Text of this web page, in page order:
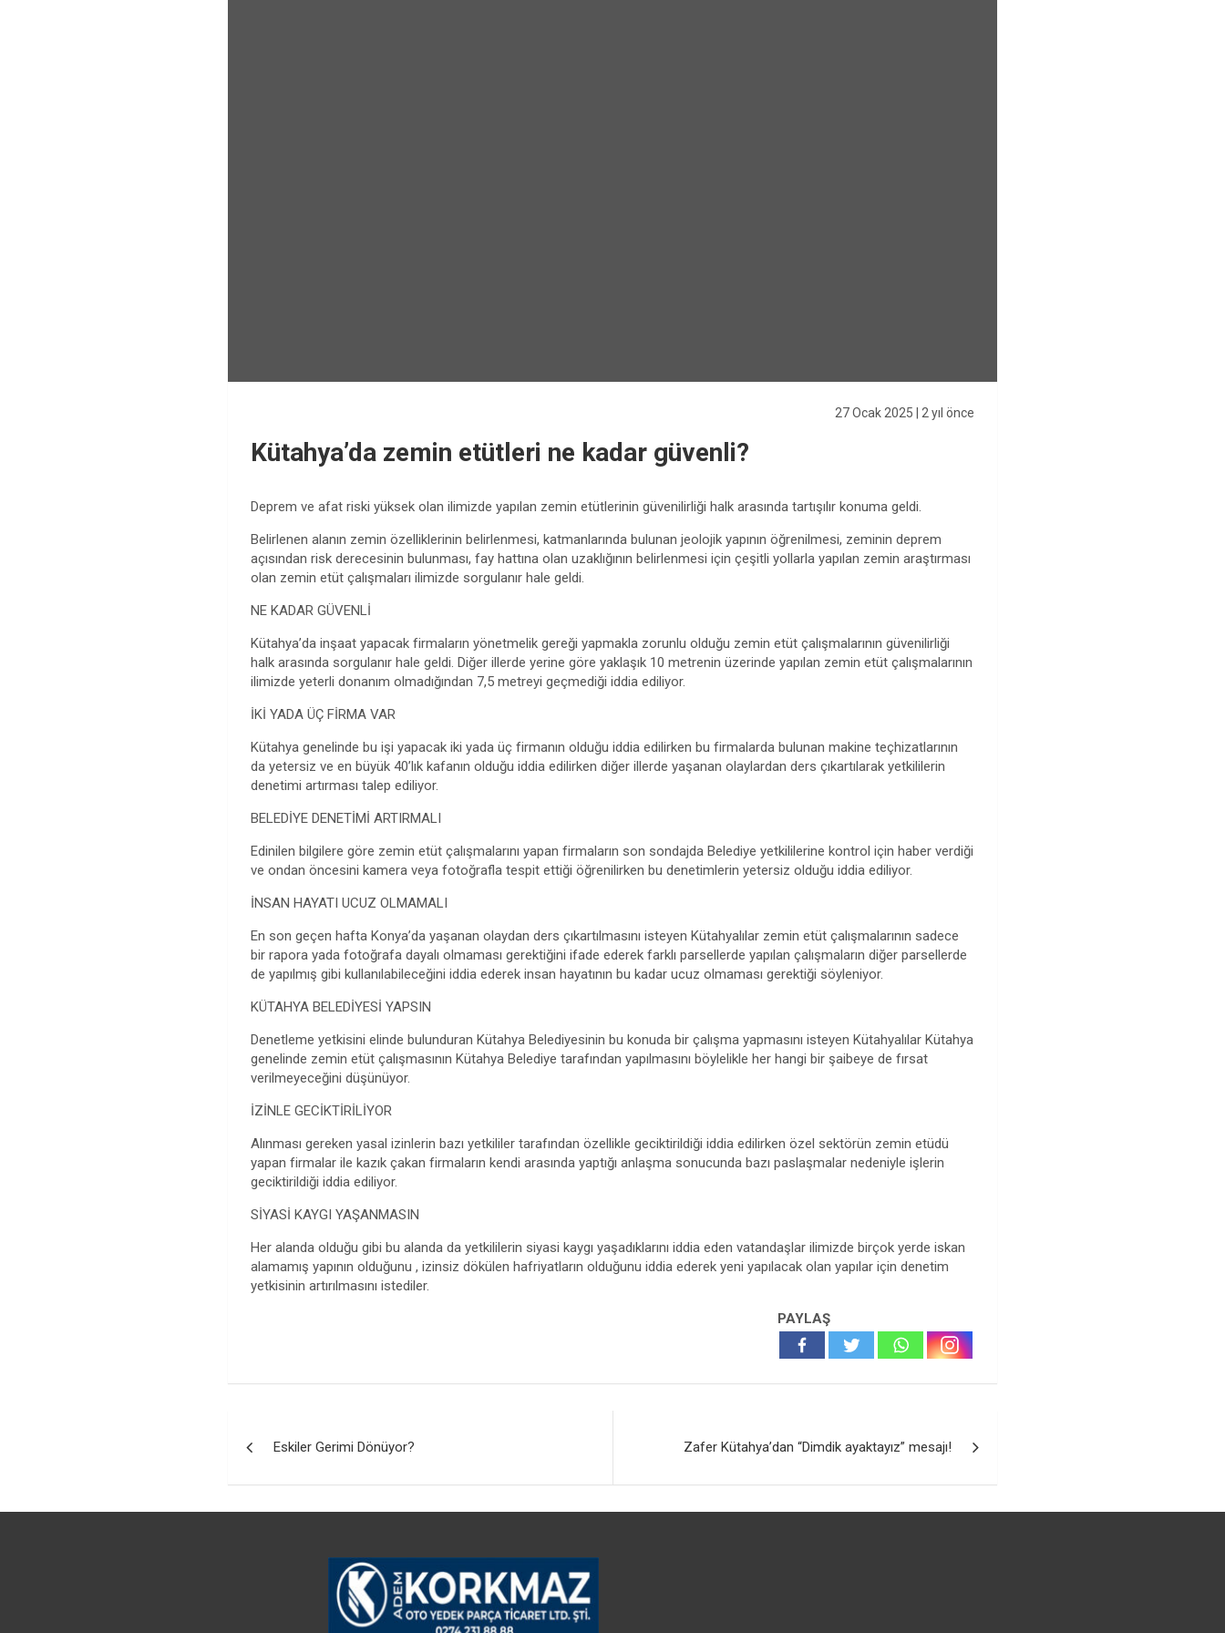
27 Ocak 2025 | 2 yıl önce
Kütahya’da zemin etütleri ne kadar güvenli?
Deprem ve afat riski yüksek olan ilimizde yapılan zemin etütlerinin güvenilirliği halk arasında tartışılır konuma geldi.
Belirlenen alanın zemin özelliklerinin belirlenmesi, katmanlarında bulunan jeolojik yapının öğrenilmesi, zeminin deprem
açısından risk derecesinin bulunması, fay hattına olan uzaklığının belirlenmesi için çeşitli yollarla yapılan zemin araştırması
olan zemin etüt çalışmaları ilimizde sorgulanır hale geldi.
NE KADAR GÜVENLİ
Kütahya’da inşaat yapacak firmaların yönetmelik gereği yapmakla zorunlu olduğu zemin etüt çalışmalarının güvenilirliği
halk arasında sorgulanır hale geldi. Diğer illerde yerine göre yaklaşık 10 metrenin üzerinde yapılan zemin etüt çalışmalarının
ilimizde yeterli donanım olmadığından 7,5 metreyi geçmediği iddia ediliyor.
İKİ YADA ÜÇ FİRMA VAR
Kütahya genelinde bu işi yapacak iki yada üç firmanın olduğu iddia edilirken bu firmalarda bulunan makine teçhizatlarının
da yetersiz ve en büyük 40’lık kafanın olduğu iddia edilirken diğer illerde yaşanan olaylardan ders çıkartılarak yetkililerin
denetimi artırması talep ediliyor.
BELEDİYE DENETİMİ ARTIRMALI
Edinilen bilgilere göre zemin etüt çalışmalarını yapan firmaların son sondajda Belediye yetkililerine kontrol için haber verdiği
ve ondan öncesini kamera veya fotoğrafla tespit ettiği öğrenilirken bu denetimlerin yetersiz olduğu iddia ediliyor.
İNSAN HAYATI UCUZ OLMAMALI
En son geçen hafta Konya’da yaşanan olaydan ders çıkartılmasını isteyen Kütahyalılar zemin etüt çalışmalarının sadece
bir rapora yada fotoğrafa dayalı olmaması gerektiğini ifade ederek farklı parsellerde yapılan çalışmaların diğer parsellerde
de yapılmış gibi kullanılabileceğini iddia ederek insan hayatının bu kadar ucuz olmaması gerektiği söyleniyor.
KÜTAHYA BELEDİYESİ YAPSIN
Denetleme yetkisini elinde bulunduran Kütahya Belediyesinin bu konuda bir çalışma yapmasını isteyen Kütahyalılar Kütahya
genelinde zemin etüt çalışmasının Kütahya Belediye tarafından yapılmasını böylelikle her hangi bir şaibeye de fırsat
verilmeyeceğini düşünüyor.
İZİNLE GECİKTİRİLİYOR
Alınması gereken yasal izinlerin bazı yetkililer tarafından özellikle geciktirildiği iddia edilirken özel sektörün zemin etüdü
yapan firmalar ile kazık çakan firmaların kendi arasında yaptığı anlaşma sonucunda bazı paslaşmalar nedeniyle işlerin
geciktirildiği iddia ediliyor.
SİYASİ KAYGI YAŞANMASIN
Her alanda olduğu gibi bu alanda da yetkililerin siyasi kaygı yaşadıklarını iddia eden vatandaşlar ilimizde birçok yerde iskan
alamamış yapının olduğunu , izinsiz dökülen hafriyatların olduğunu iddia ederek yeni yapılacak olan yapılar için denetim
yetkisinin artırılmasını istediler.
PAYLAŞ
Eskiler Gerimi Dönüyor? Zafer Kütahya’dan “Dimdik ayaktayız” mesajı!